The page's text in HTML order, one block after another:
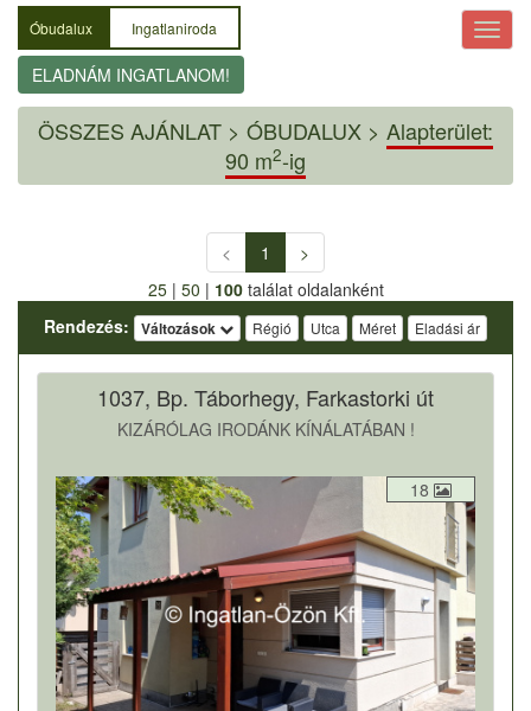
Óbudalux Ingatlaniroda
ELADNÁM INGATLANOM!
ÖSSZES AJÁNLAT > ÓBUDALUX > Alapterület:
90 m2-ig
< 1
>
25| 50 | 100találat oldalanként
Rendezés:
Változások Régió Utca Méret Eladási ár
1037, Bp. Táborhegy, Farkastorki út
KIZÁRÓLAG IRODÁNK KÍNÁLATÁBAN !
18